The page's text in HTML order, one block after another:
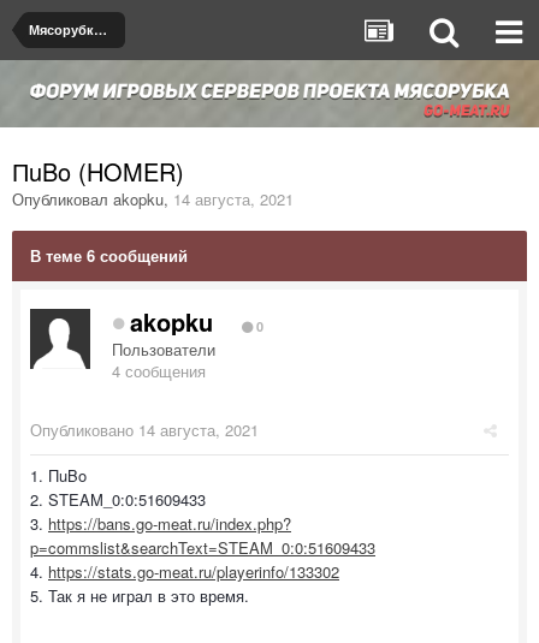
Мясорубка de_dust2
ПuBo (HOMER)
Опубликовал akopku, 14 августа, 2021
В теме 6 сообщений
akopku 0
Пользователи
4 сообщения
Опубликовано 14 августа, 2021
1. ПuBo
2. STEAM_0:0:51609433
3. https://bans.go-meat.ru/index.php?
p=commslist&searchText=STEAM_0:0:51609433
4. https://stats.go-meat.ru/playerinfo/133302
5. Так я не играл в это время.